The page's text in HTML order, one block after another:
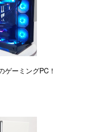
ゲーミングPC！